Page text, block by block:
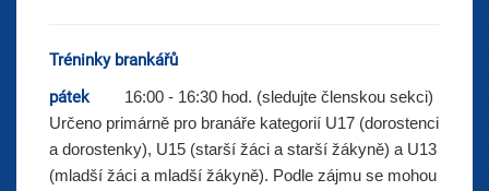
Tréninky brankářů
pátek
16:00 - 16:30 hod. (sledujte členskou sekci)
Určeno primárně pro branáře kategorií U17 (dorostenci
a dorostenky), U15 (starší žáci a starší žákyně) a U13
(mladší žáci a mladší žákyně). Podle zájmu se mohou